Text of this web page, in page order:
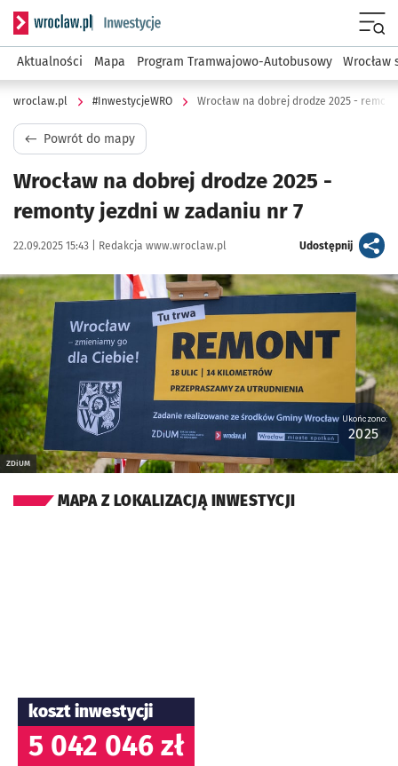
Serwis informacyjny wroclaw.pl podserwis:
Aktualności Mapa Program Tramwajowo-Autobusowy Wrocław
wroclaw.pl #InwestycjeWRO Wrocław na dobrej drodze 2025 -
Powrót do mapy
Wrocław na dobrej drodze 2025 -
remonty jezdni w zadaniu nr 7
Data publikacji:
22.09.2025 15:43 | Autor:
Redakcja www.wroclaw.pl Udostępnijartykuł
Kliknij, aby powiększyć
ZDiUM
Ukończono:
2025
MAPA Z LOKALIZACJĄ INWESTYCJI
koszt inwestycji
5 042 046 zł